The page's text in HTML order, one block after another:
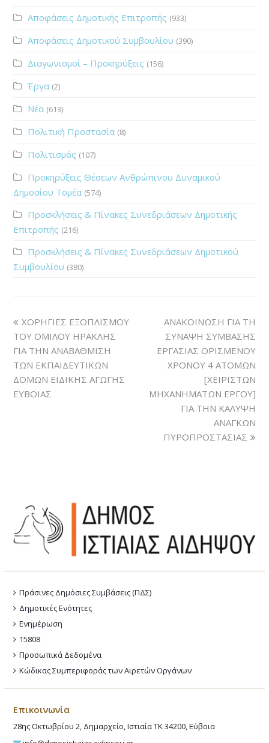
Αποφάσεις Δημοτικής Επιτροπής (933)
Αποφάσεις Δημοτικού Συμβουλίου (390)
Διαγωνισμοί – Προκηρύξεις (156)
Έργα (2)
Νέα (613)
Πολιτική Προστασία (8)
Πολιτισμός (107)
Προκηρύξεις Θέσεων Ανθρώπινου Δυναμικού
Δημοσίου Τομέα (574)
Προσκλήσεις & Πίνακες Συνεδριάσεων Δημοτικής
Επιτροπής (216)
Προσκλήσεις & Πίνακες Συνεδριάσεων Δημοτικού
Συμβουλίου (380)
ΧΟΡΗΓΙΕΣ ΕΞΟΠΛΙΣΜΟΥ
ΤΟΥ ΟΜΙΛΟΥ ΗΡΑΚΛΗΣ
ΓΙΑ ΤΗΝ ΑΝΑΒΑΘΜΙΣΗ
ΤΩΝ ΕΚΠΑΙΔΕΥΤΙΚΩΝ
ΔΟΜΩΝ ΕΙΔΙΚΗΣ ΑΓΩΓΗΣ
ΕΥΒΟΙΑΣ
ΑΝΑΚΟΙΝΩΣΗ ΓΙΑ ΤΗ
ΣΥΝΑΨΗ ΣΥΜΒΑΣΗΣ
ΕΡΓΑΣΙΑΣ ΟΡΙΣΜΕΝΟΥ
ΧΡΟΝΟΥ 4 ΑΤΟΜΩΝ
[ΧΕΙΡΙΣΤΩΝ
ΜΗΧΑΝΗΜΑΤΩΝ ΕΡΓΟΥ]
ΓΙΑ ΤΗΝ ΚΑΛΥΨΗ
ΑΝΑΓΚΩΝ
ΠΥΡΟΠΡΟΣΤΑΣΙΑΣ
Πράσινες Δημόσιες Συμβάσεις (ΠΔΣ)
Δημοτικές Ενότητες
Ενημέρωση
15808
Προσωπικά Δεδομένα
Κώδικας Συμπεριφοράς των Αιρετών Οργάνων
Επικοινωνία
28ης Οκτωβρίου 2, Δημαρχείο, Ιστιαία ΤΚ 34200, Εύβοια